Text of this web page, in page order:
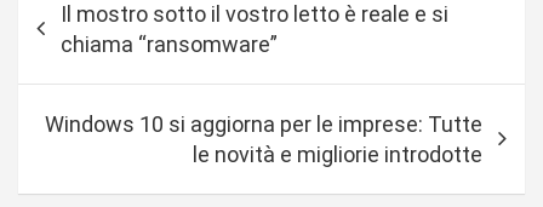
a
Il mostro sotto il vostro letto è reale e si
chiama “ransomware”
Windows 10 si aggiorna per le imprese: Tutte
le novità e migliorie introdotte